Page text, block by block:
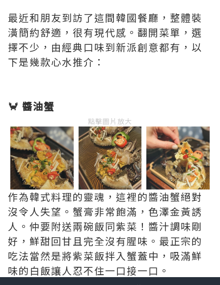
最近和朋友到訪了這間韓國餐廳，整體裝
潢簡約舒適，很有現代感。翻開菜單，選
擇不少，由經典口味到新派創意都有，以
下是幾款心水推介：
🦀 醬油蟹
點擊圖片放大
作為韓式料理的靈魂，這裡的醬油蟹絕對
沒令人失望。蟹膏非常飽滿，色澤金黃誘
人。仲要附送兩碗飯同紫菜！醬汁調味剛
好，鮮甜回甘且完全沒有腥味。最正宗的
吃法當然是將紫菜飯拌入蟹蓋中，吸滿鮮
味的白飯讓人忍不住一口接一口。